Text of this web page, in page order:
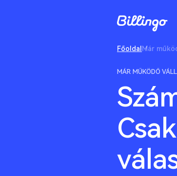
Főoldal Már
MÁR MŰKÖDŐ
Csak